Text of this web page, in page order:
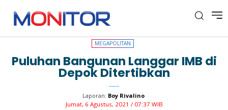
MEGAPOLITAN
MEGAPOLITAN
Puluhan Bangunan Langgar IMB di
Depok Ditertibkan
Laporan: Boy Rivalino
Jumat, 6 Agustus, 2021 / 07:37 WIB